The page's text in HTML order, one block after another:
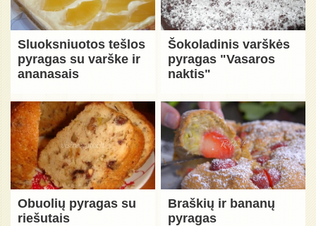
Sluoksniuotos tešlos
pyragas su varške ir
ananasais
Šokoladinis varškės
pyragas "Vasaros
naktis"
Obuolių pyragas su
riešutais
Braškių ir bananų
pyragas